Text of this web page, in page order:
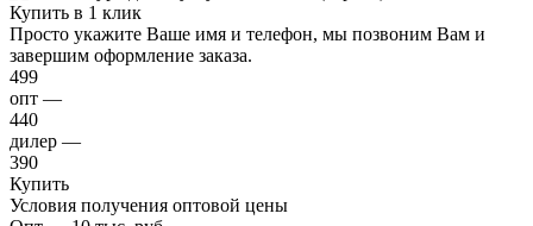
Купить в 1 клик
Просто укажите Ваше имя и телефон, мы позвоним Вам и
завершим оформление заказа.
499
опт —
440
дилер —
390
Купить
Условия получения оптовой цены